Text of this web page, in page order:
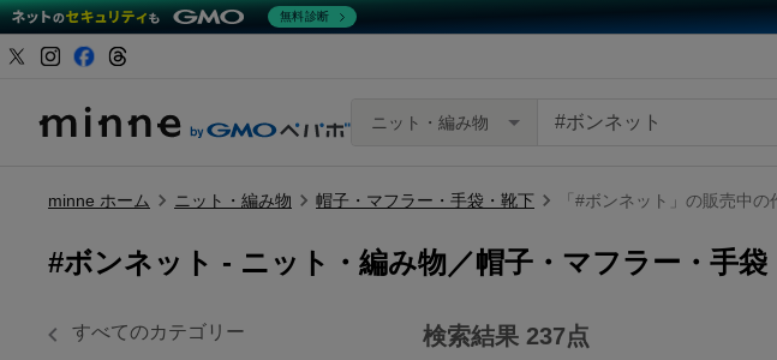
ニット・編み物
minne ホーム ニット・編み物 帽子・マフラー・手袋・靴下 「#ボンネット」の販売中の
#ボンネット - ニット・編み物／帽子・マフラー・手
すべてのカテゴリー
検索結果 237点
無料診断